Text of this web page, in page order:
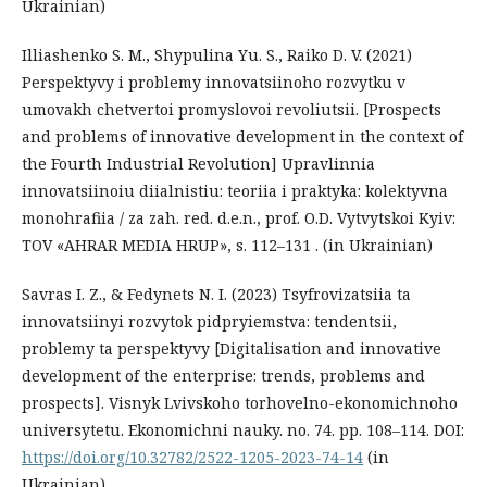
Ukrainian)
Illiashenko S. M., Shypulina Yu. S., Raiko D. V. (2021)
Perspektyvy i problemy innovatsiinoho rozvytku v
umovakh chetvertoi promyslovoi revoliutsii. [Prospects
and problems of innovative development in the context of
the Fourth Industrial Revolution] Upravlinnia
innovatsiinoiu diialnistiu: teoriia i praktyka: kolektyvna
monohrafiia / za zah. red. d.e.n., prof. O.D. Vytvytskoi Kyiv:
TOV «AHRAR MEDIA HRUP», s. 112–131 . (in Ukrainian)
Savras I. Z., & Fedynets N. I. (2023) Tsyfrovizatsiia ta
innovatsiinyi rozvytok pidpryiemstva: tendentsii,
problemy ta perspektyvy [Digitalisation and innovative
development of the enterprise: trends, problems and
prospects]. Visnyk Lvivskoho torhovelno-ekonomichnoho
universytetu. Ekonomichni nauky. no. 74. pp. 108–114. DOI:
https://doi.org/10.32782/2522-1205-2023-74-14 (in